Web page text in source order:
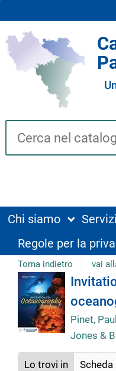
Cerca su "Catalogo"
Chi siamo Servizi
Regole per la
Torna indietro vai
Dettaglio
del
Pinet,
Jones &
Lo trovi in Scheda